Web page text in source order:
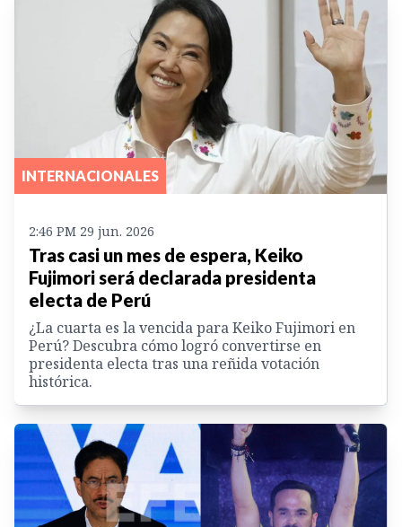
INTERNACIONALES
2:46 PM 29 jun. 2026
Tras casi un mes de espera, Keiko
Fujimori será declarada presidenta
electa de Perú
¿La cuarta es la vencida para Keiko Fujimori en
Perú? Descubra cómo logró convertirse en
presidenta electa tras una reñida votación
histórica.